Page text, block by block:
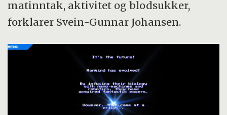
matinntak, aktivitet og blodsukker,
forklarer Svein-Gunnar Johansen.